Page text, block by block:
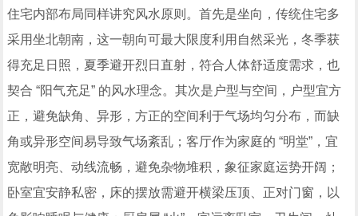
住宅内部布局同样讲究风水原则。首先是坐向，传统住宅多
采用坐北朝南，这一朝向可最大限度利用自然采光，冬季获
得充足日照，夏季避开烈日直射，符合人体舒适度需求，也
契合 “阳气充足” 的风水理念。其次是户型与空间，户型宜方
正，避免缺角、异形，方正的空间利于气场均匀分布，而缺
角或异形空间易导致气场紊乱；客厅作为家庭的 “明堂”，宜
宽敞明亮、动线流畅，避免杂物堆积，象征家庭运势开阔；
卧室宜安静私密，床的摆放需避开横梁压顶、正对门窗，以